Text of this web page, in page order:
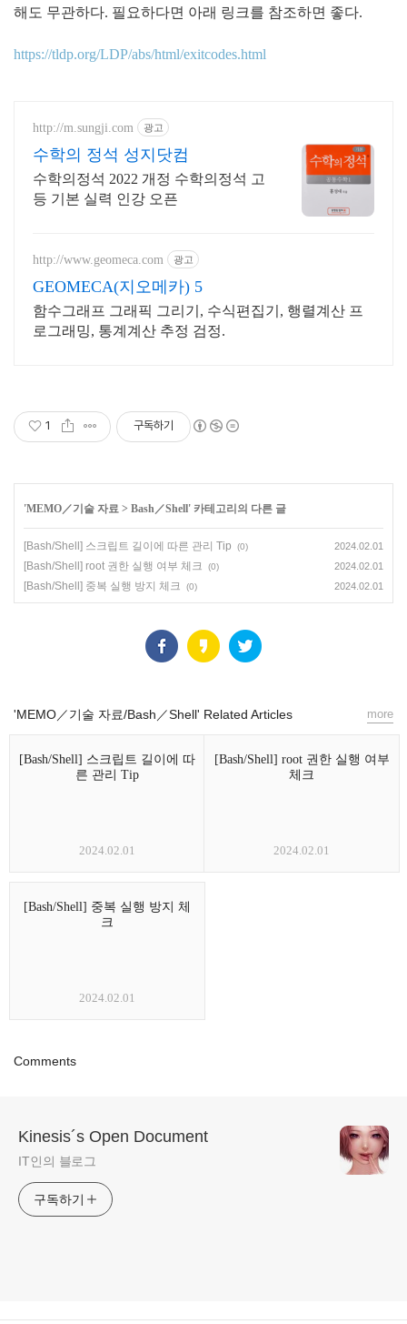
해도 무관하다. 필요하다면 아래 링크를 참조하면 좋다.
https://tldp.org/LDP/abs/html/exitcodes.html
http://m.sungji.com 광고
수학의 정석 성지닷컴
수학의정석 2022 개정 수학의정석 고
등 기본 실력 인강 오픈
http://www.geomeca.com 광고
GEOMECA(지오메카) 5
함수그래프 그래픽 그리기, 수식편집기, 행렬계산 프
로그래밍, 통계계산 추정 검정.
1 구독하기
'MEMO／기술 자료 > Bash／Shell' 카테고리의 다른 글
[Bash/Shell] 스크립트 길이에 따른 관리 Tip (0) 2024.02.01
[Bash/Shell] root 권한 실행 여부 체크 (0) 2024.02.01
[Bash/Shell] 중복 실행 방지 체크 (0) 2024.02.01
'MEMO／기술 자료/Bash／Shell' Related Articles
[Bash/Shell] 스크립트 길이에 따
른 관리 Tip
2024.02.01
[Bash/Shell] root 권한 실행 여부
체크
2024.02.01
[Bash/Shell] 중복 실행 방지 체
크
2024.02.01
more
Comments
Kinesis´s Open Document
IT인의 블로그
구독하기